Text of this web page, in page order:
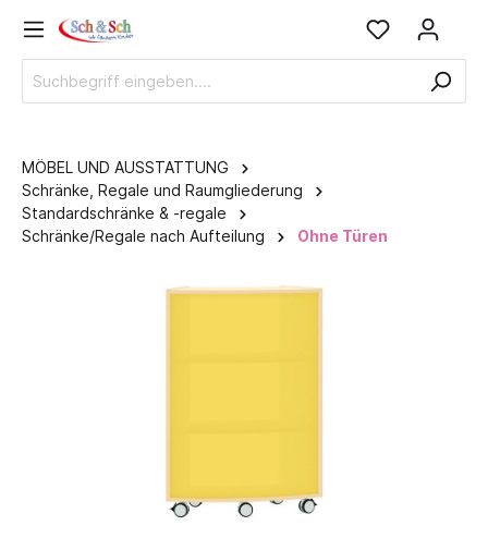
MÖBEL UND AUSSTATTUNG
Schränke, Regale und Raumgliederung
Standardschränke & -regale
Schränke/Regale nach Aufteilung
Ohne Türen